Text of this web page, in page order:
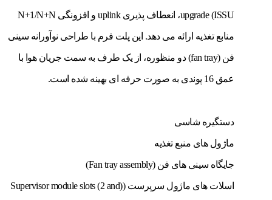
upgrade (ISSU، انعطاف پذیری uplink و افزونگی N+1/N+N
منابع تغذیه ارائه می دهد. این پلت فرم با طراحی نوآورانه سینی
فن (fan tray) دو منظوره، از یک طرف به سمت جریان هوا با
عمق 16 پوندی به صورت حرفه ای بهینه شده است.
دستگیره شاسی
ماژول های منبع تغذیه
جایگاه سینی های فن (Fan tray assembly)
اسلات های ماژول سرپرست ((Supervisor module slots (2 and